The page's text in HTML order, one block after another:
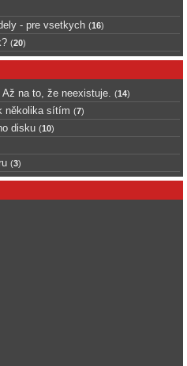
- pre vsetkych (16)
(20)
na to, že neexistuje. (14)
několika sítím (7)
disku (10)
(3)